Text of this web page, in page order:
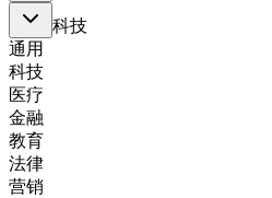
科技
通用
科技
医疗
金融
教育
法律
营销